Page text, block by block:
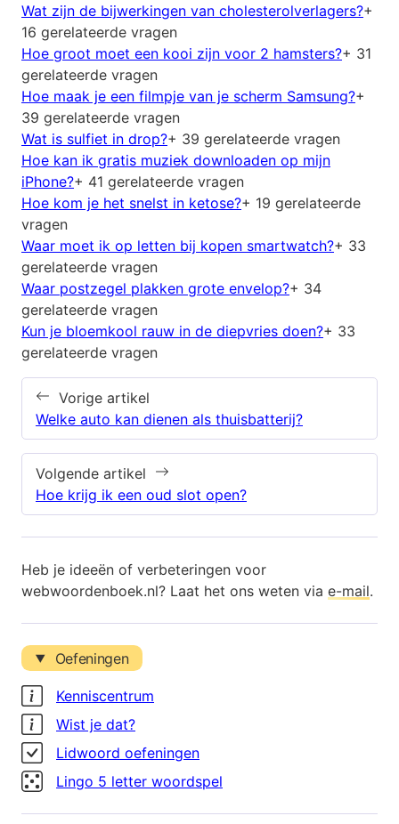
Wat zijn de bijwerkingen van cholesterolverlagers?+
16 gerelateerde vragen
Hoe groot moet een kooi zijn voor 2 hamsters?+ 31
gerelateerde vragen
Hoe maak je een filmpje van je scherm Samsung?+
39 gerelateerde vragen
Wat is sulfiet in drop?+ 39 gerelateerde vragen
Hoe kan ik gratis muziek downloaden op mijn
iPhone?+ 41 gerelateerde vragen
Hoe kom je het snelst in ketose?+ 19 gerelateerde
vragen
Waar moet ik op letten bij kopen smartwatch?+ 33
gerelateerde vragen
Waar postzegel plakken grote envelop?+ 34
gerelateerde vragen
Kun je bloemkool rauw in de diepvries doen?+ 33
gerelateerde vragen
Vorige artikel
Welke auto kan dienen als thuisbatterij?
Volgende artikel
Hoe krijg ik een oud slot open?
Heb je ideeën of verbeteringen voor
webwoordenboek.nl? Laat het ons weten via e-mail.
Oefeningen
Kenniscentrum
Wist je dat?
Lidwoord oefeningen
Lingo 5 letter woordspel